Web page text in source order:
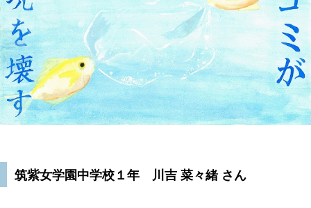
筑紫女学園中学校１年 川吉 菜々緒 さん